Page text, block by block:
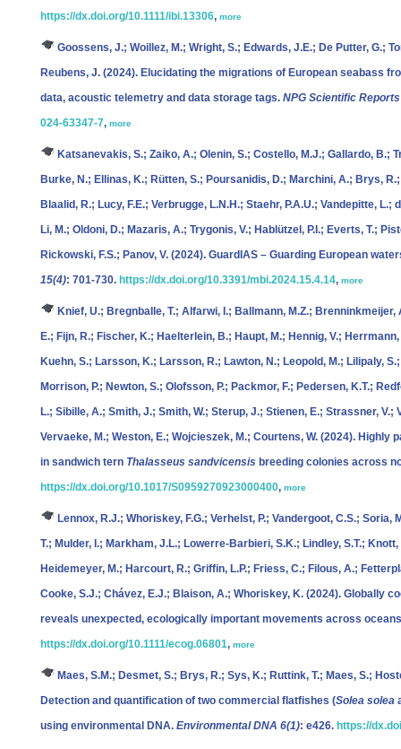
https://dx.doi.org/10.1111/ibi.13306, more
Goossens, J.; Woillez, M.; Wright, S.; Edwards, J.E.; De Putter, G.;
Reubens, J. (2024). Elucidating the migrations of European seabass
data, acoustic telemetry and data storage tags. NPG Scientific
024-63347-7, more
Katsanevakis, S.; Zaiko, A.; Olenin, S.; Costello, M.J.; Gallardo, B.;
Burke, N.; Ellinas, K.; Rütten, S.; Poursanidis, D.; Marchini, A.; Brys,
Blaalid, R.; Lucy, F.E.; Verbrugge, L.N.H.; Staehr, P.A.U.; Vandepitte,
Li, M.; Oldoni, D.; Mazaris, A.; Trygonis, V.; Hablützel, P.I.; Everts, T.;
Rickowski, F.S.; Panov, V. (2024). GuardIAS – Guarding European
15(4): 701-730. https://dx.doi.org/10.3391/mbi.2024.15.4.14, more
Knief, U.; Bregnballe, T.; Alfarwi, I.; Ballmann, M.Z.;
E.; Fijn, R.; Fischer, K.; Haelterlein, B.; Haupt, M.; Hennig, V.;
Kuehn, S.; Larsson, K.; Larsson, R.; Lawton, N.; Leopold, M.; Lilipaly,
Morrison, P.; Newton, S.; Olofsson, P.; Packmor, F.; Pedersen, K.T.;
L.; Sibille, A.; Smith, J.; Smith, W.; Sterup, J.; Stienen, E.; Strassner, V.;
Vervaeke, M.; Weston, E.; Wojcieszek, M.; Courtens, W. (2024). Highly
in sandwich tern Thalasseus sandvicensis breeding colonies across
https://dx.doi.org/10.1017/S0959270923000400, more
Lennox, R.J.; Whoriskey, F.G.; Verhelst, P.; Vandergoot, C.S.;
T.; Mulder, I.; Markham, J.L.; Lowerre-Barbieri, S.K.; Lindley, S.T.;
Heidemeyer, M.; Harcourt, R.; Griffin, L.P.; Friess, C.; Filous, A.;
Cooke, S.J.; Chávez, E.J.; Blaison, A.; Whoriskey, K. (2024). Globally
reveals unexpected, ecologically important movements across
https://dx.doi.org/10.1111/ecog.06801, more
Maes, S.M.; Desmet, S.; Brys, R.; Sys, K.; Ruttink, T.; Maes, S.;
Detection and quantification of two commercial flatfishes (Solea solea
using environmental DNA. Environmental DNA 6(1): e426. https://